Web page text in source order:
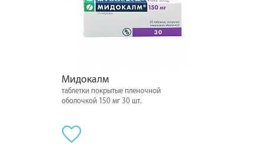
Мидокалм
таблетки покрытые пленочной
оболочкой 150 мг 30 шт.